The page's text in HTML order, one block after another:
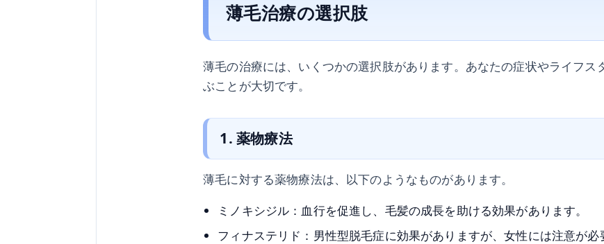
薄毛治療の選択肢
薄毛の治療には、いくつかの選択肢があります。あなたの症状やライフス
ぶことが大切です。
1. 薬物療法
薄毛に対する薬物療法は、以下のようなものがあります。
ミノキシジル：血行を促進し、毛髪の成長を助ける効果があります。
フィナステリド：男性型脱毛症に効果がありますが、女性には注意が必